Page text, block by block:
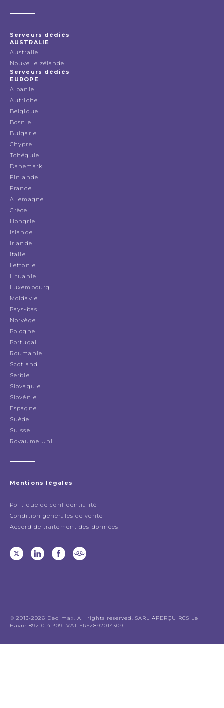
Serveurs dédiés
AUSTRALIE
Australie
Nouvelle zélande
Serveurs dédiés
EUROPE
Albanie
Autriche
Belgique
Bosnie
Bulgarie
Chypre
Tchéquie
Danemark
Finlande
France
Allemagne
Grèce
Hongrie
Islande
Irlande
italie
Lettonie
Lituanie
Luxembourg
Moldavie
Pays-bas
Norvège
Pologne
Portugal
Roumanie
Scotland
Serbie
Slovaquie
Slovénie
Espagne
Suède
Suisse
Royaume Uni
Mentions légales
Politique de confidentialité
Condition générales de vente
Accord de traitement des données
© 2013-2026 Dedimax. All rights reserved. SARL APERÇU RCS Le
Havre 892 014 309. VAT FR52892014309.